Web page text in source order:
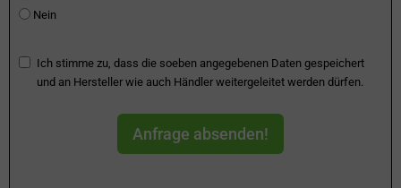
Nein
Ich stimme zu, dass die soeben angegebenen Daten gespeichert
und an Hersteller wie auch Händler weitergeleitet werden dürfen.
Anfrage absenden!